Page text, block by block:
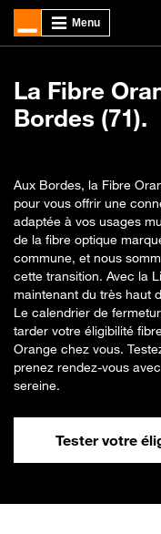
La Fibre
Bordes (71).
Aux Bordes, la Fibre
pour vous offrir une
adaptée à vos usages
de la fibre optique
commune, et nous
cette transition. Avec la
maintenant du très haut
Le calendrier de
tarder votre éligibilité
Orange chez vous.
prenez rendez-vous
sereine.
Tester votre